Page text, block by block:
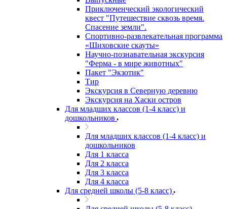
Приключенческий экологический
квест "Путешествие сквозь время.
Спасение земли".
Спортивно-развлекательная программа
«Шиховские скауты»
Научно-познавательная экскурсия
"Ферма - в мире животных"
Пакет "Экзотик"
Тир
Экскурсия в Северную деревню
Экскурсия на Хаски остров
Для младших классов (1-4 класс) и
дошкольников
Для младших классов (1-4 класс) и
дошкольников
Для 1 класса
Для 2 класса
Для 3 класса
Для 4 класса
Для средней школы (5-8 класс)